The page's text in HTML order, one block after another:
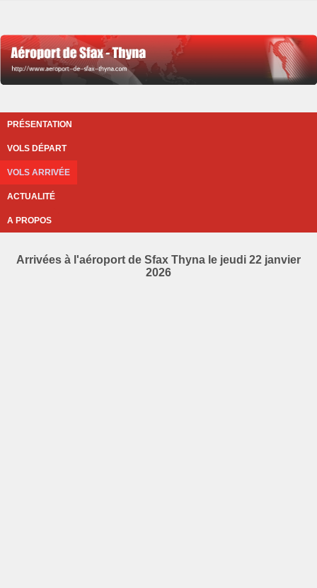
PRÉSENTATION
VOLS DÉPART
VOLS ARRIVÉE
ACTUALITÉ
A PROPOS
Arrivées à l'aéroport de Sfax Thyna le jeudi 22 janvier
2026